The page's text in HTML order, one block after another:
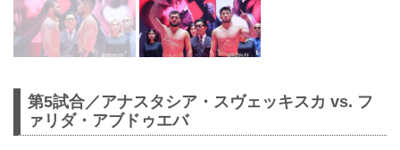
第5試合／アナスタシア・スヴェッキスカ vs. フ
ァリダ・アブドゥエバ